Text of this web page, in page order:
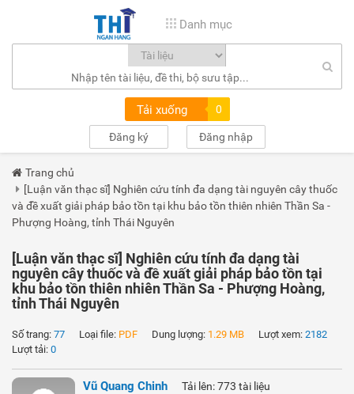
Danh mục
Tải xuống 0
Đăng ký Đăng nhập
Trang chủ
[Luận văn thạc sĩ] Nghiên cứu tính đa dạng tài nguyên cây thuốc
và đề xuất giải pháp bảo tồn tại khu bảo tồn thiên nhiên Thần Sa -
Phượng Hoàng, tỉnh Thái Nguyên
[Luận văn thạc sĩ] Nghiên cứu tính đa dạng tài
nguyên cây thuốc và đề xuất giải pháp bảo tồn tại
khu bảo tồn thiên nhiên Thần Sa - Phượng Hoàng,
tỉnh Thái Nguyên
Số trang: 77 Loại file: PDF Dung lượng: 1.29 MB Lượt xem: 2182
Lượt tải: 0
Vũ Quang Chinh Tải lên: 773 tài liệu